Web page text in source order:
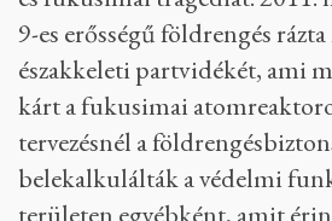
nappal azután, hogy a területet ért
katasztrófát okozott – Fotó: Maxar
A kistimi baleset azonban
atomreaktorban történt, így
reaktorbalesetnek. Ezért azt